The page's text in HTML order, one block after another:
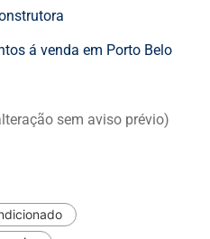
á venda em Porto Belo
sem aviso prévio)